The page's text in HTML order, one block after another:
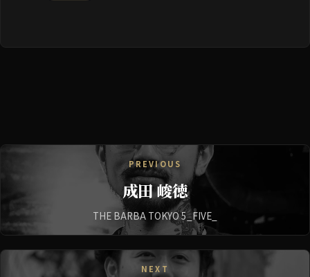
PREVIOUS
成田 峻徳
THE BARBA TOKYO 5_FIVE_
NEXT